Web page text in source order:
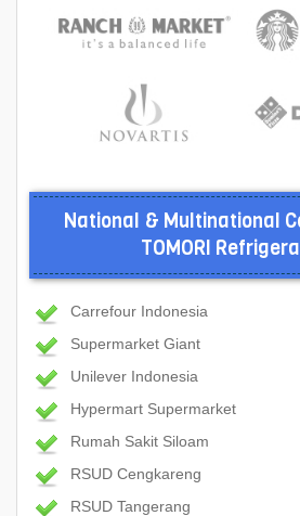
National & Multinational
TOMORI
Carrefour Indonesia
Supermarket Giant
Unilever Indonesia
Hypermart Supermarket
Rumah Sakit Siloam
RSUD Cengkareng
RSUD Tangerang